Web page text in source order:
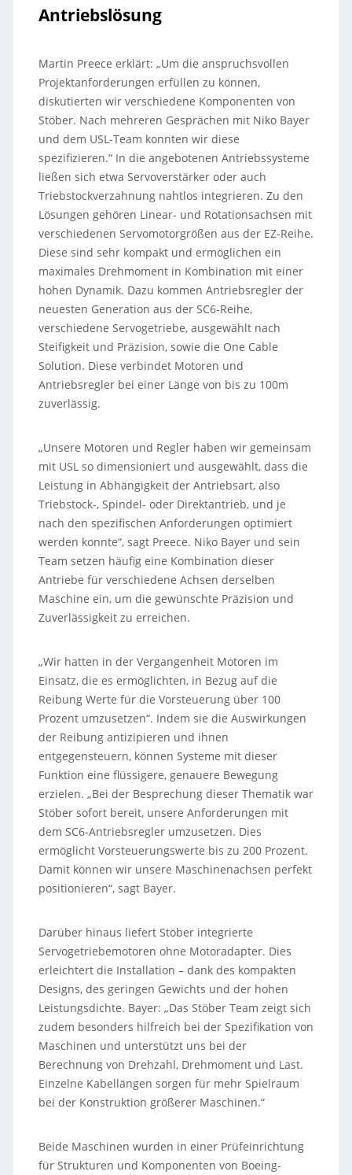
Antriebslösung
Martin Preece erklärt: „Um die anspruchsvollen
Projektanforderungen erfüllen zu können,
diskutierten wir verschiedene Komponenten von
Stöber. Nach mehreren Gesprächen mit Niko Bayer
und dem USL-Team konnten wir diese
spezifizieren.“ In die angebotenen Antriebssysteme
ließen sich etwa Servoverstärker oder auch
Triebstockverzahnung nahtlos integrieren. Zu den
Lösungen gehören Linear- und Rotationsachsen mit
verschiedenen Servomotorgrößen aus der EZ-Reihe.
Diese sind sehr kompakt und ermöglichen ein
maximales Drehmoment in Kombination mit einer
hohen Dynamik. Dazu kommen Antriebsregler der
neuesten Generation aus der SC6-Reihe,
verschiedene Servogetriebe, ausgewählt nach
Steifigkeit und Präzision, sowie die One Cable
Solution. Diese verbindet Motoren und
Antriebsregler bei einer Länge von bis zu 100m
zuverlässig.
„Unsere Motoren und Regler haben wir gemeinsam
mit USL so dimensioniert und ausgewählt, dass die
Leistung in Abhängigkeit der Antriebsart, also
Triebstock-, Spindel- oder Direktantrieb, und je
nach den spezifischen Anforderungen optimiert
werden konnte“, sagt Preece. Niko Bayer und sein
Team setzen häufig eine Kombination dieser
Antriebe für verschiedene Achsen derselben
Maschine ein, um die gewünschte Präzision und
Zuverlässigkeit zu erreichen.
„Wir hatten in der Vergangenheit Motoren im
Einsatz, die es ermöglichten, in Bezug auf die
Reibung Werte für die Vorsteuerung über 100
Prozent umzusetzen“. Indem sie die Auswirkungen
der Reibung antizipieren und ihnen
entgegensteuern, können Systeme mit dieser
Funktion eine flüssigere, genauere Bewegung
erzielen. „Bei der Besprechung dieser Thematik war
Stöber sofort bereit, unsere Anforderungen mit
dem SC6-Antriebsregler umzusetzen. Dies
ermöglicht Vorsteuerungswerte bis zu 200 Prozent.
Damit können wir unsere Maschinenachsen perfekt
positionieren“, sagt Bayer.
Darüber hinaus liefert Stöber integrierte
Servogetriebemotoren ohne Motoradapter. Dies
erleichtert die Installation – dank des kompakten
Designs, des geringen Gewichts und der hohen
Leistungsdichte. Bayer: „Das Stöber Team zeigt sich
zudem besonders hilfreich bei der Spezifikation von
Maschinen und unterstützt uns bei der
Berechnung von Drehzahl, Drehmoment und Last.
Einzelne Kabellängen sorgen für mehr Spielraum
bei der Konstruktion größerer Maschinen.“
Beide Maschinen wurden in einer Prüfeinrichtung
für Strukturen und Komponenten von Boeing-